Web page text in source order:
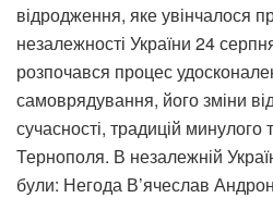
відродження, яке увінчалося
незалежності України 24
розпочався процес
самоврядування, його зміни
сучасності, традицій минулого
Тернополя. В незалежній
були: Негода В’ячеслав